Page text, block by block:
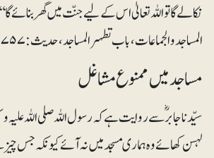
نکالے گا تو اللہ تعالیٰ اس کے لیے جنّت میں گھر بنائے
المساجد والجماعات، باب تطہر المساجد، حدیث:۷۵۷)۔
مساجد میں ممنوع مشاغل
سیّدنا جابرؓ سے روایت ہے کہ رسول اللہ صلی اللہ علیہ
لہسن کھائے وہ ہماری مسجد میں نہ آئے کیونکہ جس